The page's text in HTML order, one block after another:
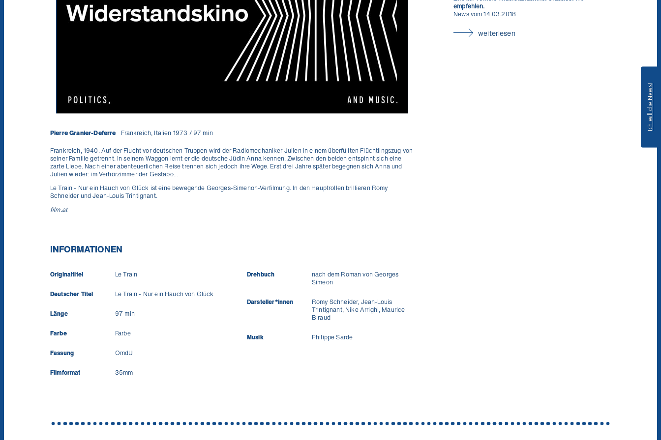
Pierre Granier-Deferre Frankreich, Italien 1973 / 97 min
Frankreich, 1940. Auf der Flucht vor deutschen Truppen wird der Radiomechaniker Julien in einem überfüllten Flüchtlingszug von
seiner Familie getrennt. In seinem Waggon lernt er die deutsche Jüdin Anna kennen. Zwischen den beiden entspinnt sich eine
zarte Liebe. Nach einer abenteuerlichen Reise trennen sich jedoch ihre Wege. Erst drei Jahre später begegnen sich Anna und
Julien wieder: im Verhörzimmer der Gestapo...
Le Train - Nur ein Hauch von Glück ist eine bewegende Georges-Simenon-Verfilmung. In den Hauptrollen brillieren Romy
Schneider und Jean-Louis Trintignant.
film.at
INFORMATIONEN
Originaltitel Le Train
Deutscher Titel Le Train - Nur ein Hauch von Glück
Länge 97 min
Farbe Farbe
Fassung OmdU
Filmformat 35mm
Drehbuch
nach dem Roman von Georges
Simeon
Darsteller*innen
Romy Schneider, Jean-Louis
Trintignant, Nike Arrighi, Maurice
Biraud
Musik Philippe Sarde
empfehlen.
News vom 14.03.2018
weiterlesen